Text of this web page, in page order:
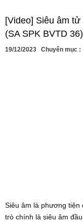
[Video] Siêu âm
(SA SPK BVTD 36)
19/12/2023 Chuyên mục :
Siêu âm là phương tiện
trò chính là siêu âm